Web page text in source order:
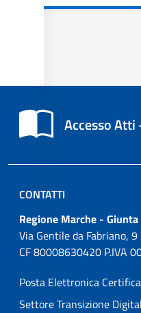
Accesso Atti
CONTATTI
Regione Marche -
Via Gentile da Fabriano,
CF 80008630420 P.IVA
Posta Elettronica
Settore Transizione